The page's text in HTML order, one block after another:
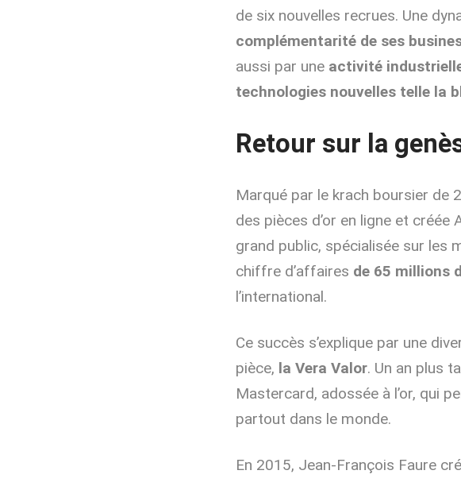
de six nouvelles recrues. Une
complémentarité de ses
aussi par une activité
technologies nouvelles telle la
Retour sur la
Marqué par le krach boursier de
des pièces d’or en ligne et
grand public, spécialisée sur les
chiffre d’affaires de 65 millions
l’international.
Ce succès s’explique par une
pièce, la Vera Valor. Un an plus
Mastercard, adossée à l’or, qui
partout dans le monde.
En 2015, Jean-François Faure